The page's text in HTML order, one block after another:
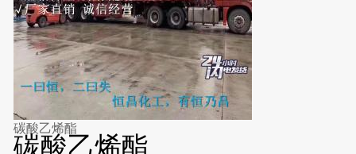
碳酸乙烯酯
碳酸乙烯酯